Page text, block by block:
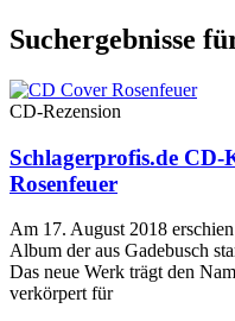
Suchergebnisse
CD-Rezension
Schlagerprofis.de
Rosenfeuer
Am 17. August 2018
Album der aus Gadebusch
Das neue Werk trägt den
verkörpert für